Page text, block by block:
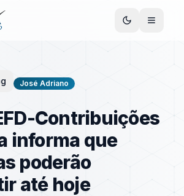
José Adriano
Contribuições
informa que
poderão
até hoje